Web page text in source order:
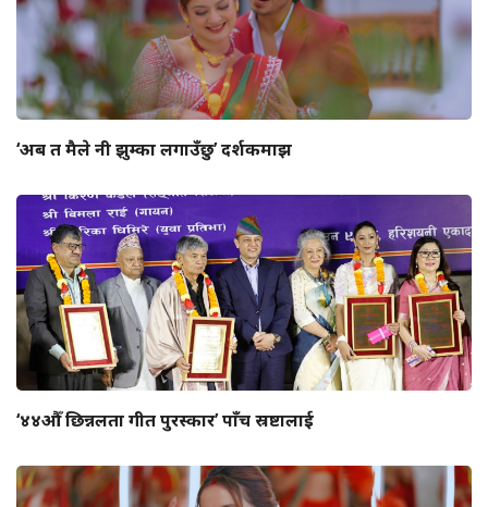
‘अब त मैले नी झुम्का लगाउँछु’ दर्शकमाझ
‘४४औँ छिन्नलता गीत पुरस्कार’ पाँच स्रष्टालाई